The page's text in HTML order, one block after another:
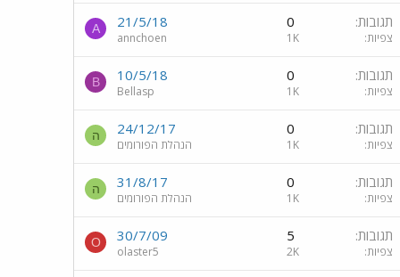
תגובות 0
צפיות 1K
21/5/18
annchoen
A
תגובות 0
צפיות 1K
10/5/18
Bellasp
B
תגובות 0
צפיות 1K
24/12/17
הנהלת הפורומים
ה
תגובות 0
צפיות 1K
31/8/17
הנהלת הפורומים
ה
תגובות 5
צפיות 2K
30/7/09
olaster5
O